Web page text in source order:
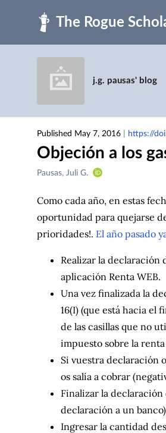
Skip to main
j.g. pausas' blog
Published May 7, 2016 https://
Objeción a los
Creators
Contributors
Pausas, Juli G.
Como cada año, en estas
oportunidad para quejarse
prioridades!. El año pasado
Realizar la declaración
aplicación Renta WEB.
Una vez finalizada la
16(I) (que está hacia el
de las casillas que no
impuesto sobre la
Si vuestra declaración
os salía a cobrar
Finalizar la
declaración a un
Ingresar la cantidad